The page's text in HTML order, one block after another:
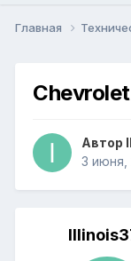
Главная
Автор
3 июня,